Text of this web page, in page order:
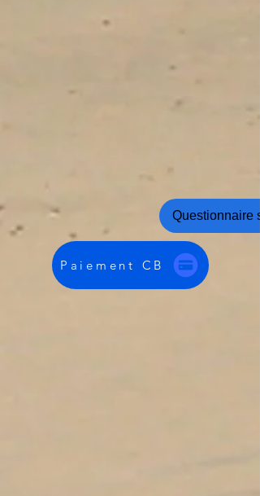
Questionnaire
Paiement CB